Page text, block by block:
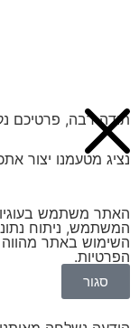
תודה רבה, פרטיכם
נציג מטעמנו יצור
המשתמש, ניתוח
השימוש באתר מהווה
הפרטיות.
סגור